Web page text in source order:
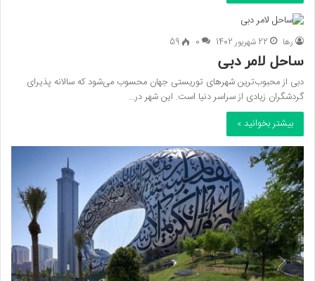
رها 22 شهریور 1402 0
59
ساحل لامر دبی
دبی از محبوب‌ترین شهرهای توریستی جهان محسوب می‌شود که سالانه پذیرای
گردشگران زیادی از سراسر دنیا است. این شهر در…
بیشتر بخوانید »